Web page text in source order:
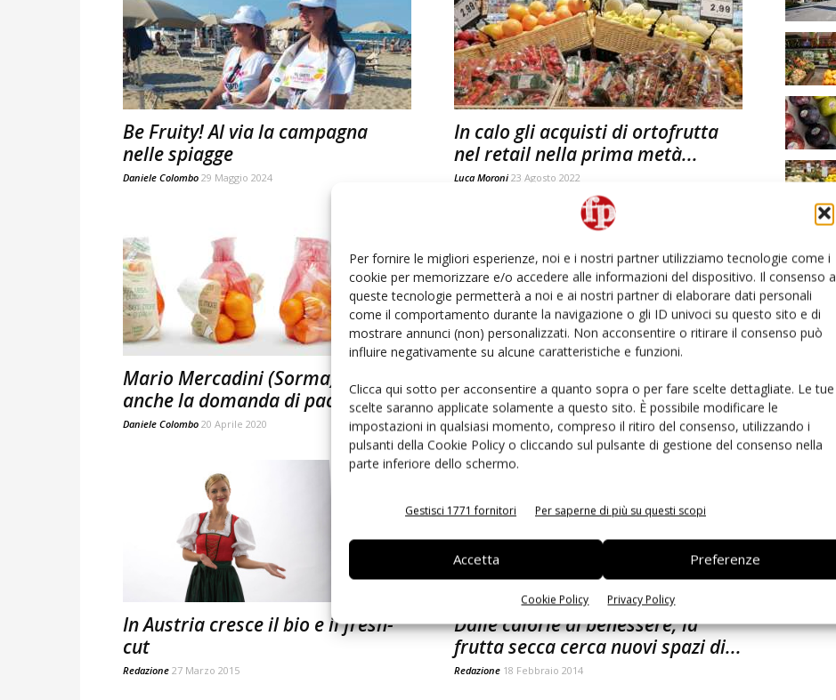
Per fornire le migliori esperienze, noi e i nostri partner utilizziamo tecnologie come i
cookie per memorizzare e/o accedere alle informazioni del dispositivo. Il consenso a
queste tecnologie permetterà a noi e ai nostri partner di elaborare dati personali
come il comportamento durante la navigazione o gli ID univoci su questo sito e di
mostrare annunci (non) personalizzati. Non acconsentire o ritirare il consenso può
influire negativamente su alcune caratteristiche e funzioni.
Clicca qui sotto per acconsentire a quanto sopra o per fare scelte dettagliate. Le tue
scelte saranno applicate solamente a questo sito. È possibile modificare le
impostazioni in qualsiasi momento, compreso il ritiro del consenso, utilizzando i
pulsanti della Cookie Policy o cliccando sul pulsante di gestione del consenso nella
parte inferiore dello schermo.
Gestisci 1771 fornitori Per saperne di più su questi scopi
Accetta Preferenze
Cookie Policy Privacy Policy
Be Fruity! Al via la campagna
nelle spiagge
Daniele Colombo 29 Maggio 2024
In calo gli acquisti di ortofrutta
nel retail nella prima metà...
Luca Moroni 23 Agosto 2022
Mario Mercadini (Sorma): “Cresce
anche la domanda di packaging”
Daniele Colombo 20 Aprile 2020
Così il nuovo consumatore di
frutta e verdura in Spagna
Francesca Baccino 11 Ottobre 2016
In Austria cresce il bio e il fresh-
cut
Redazione 27 Marzo 2015
Dalle calorie al benessere, la
frutta secca cerca nuovi spazi di...
Redazione 18 Febbraio 2014